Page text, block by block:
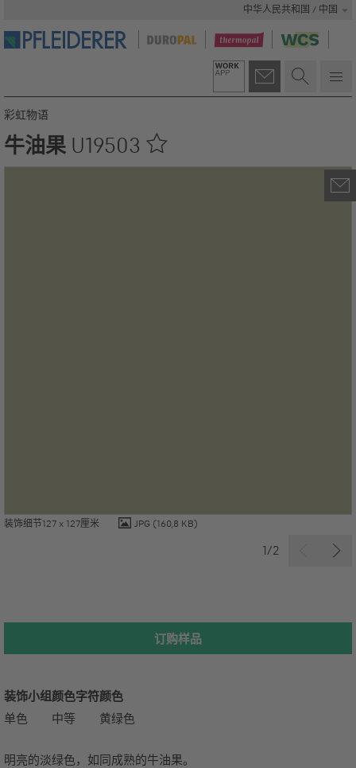
中华人民共和国 / 中国
装饰细节127 x 127厘米 JPG (160,8 KB)
1/2
彩虹物语
牛油果 U19503
订购样品
装饰小组
单色
颜色字符
中等
颜色
黄绿色
明亮的淡绿色，如同成熟的牛油果。